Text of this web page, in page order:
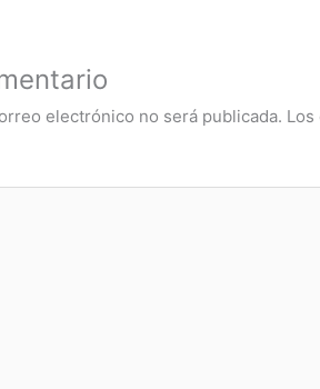
electrónico no será publicada. Los